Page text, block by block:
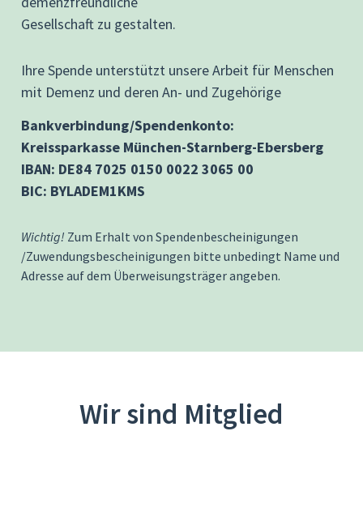
Gesellschaft zu gestalten.
Ihre Spende unterstützt unsere Arbeit für Menschen
mit Demenz und deren An- und Zugehörige
Bankverbindung/Spendenkonto:
Kreissparkasse München-Starnberg-Ebersberg
IBAN: DE84 7025 0150 0022 3065 00
BIC: BYLADEM1KMS
Wichtig! Zum Erhalt von Spendenbescheinigungen
/Zuwendungsbescheinigungen bitte unbedingt Name und
Adresse auf dem Überweisungsträger angeben.
Wir sind Mitglied